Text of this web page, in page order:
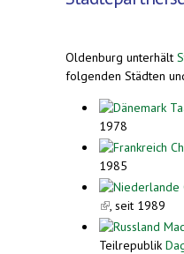
Oldenburg unterhält
folgenden Städten
1978
1985
(link is external)
, seit 1989
Teilrepublik